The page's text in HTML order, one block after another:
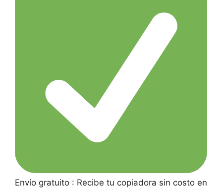
Envío gratuito : Recibe tu copiadora sin costo en